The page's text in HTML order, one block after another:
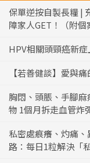
保單逆按自製長糧 |
障家人GET！（附個
HPV相關頭頸癌新
【若善健談】愛與
胸悶、頭脹、手腳
物 1個月拆走血管炸
私密處痕癢、灼痛
路：每日1粒解決「